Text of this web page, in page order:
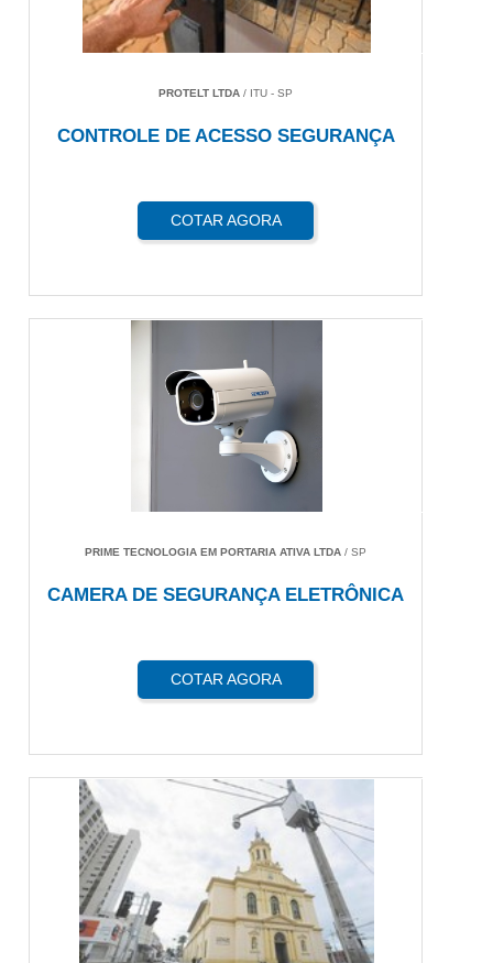
PROTELT LTDA / ITU - SP
CONTROLE DE ACESSO SEGURANÇA
COTAR AGORA
PRIME TECNOLOGIA EM PORTARIA ATIVA LTDA / SP
CAMERA DE SEGURANÇA ELETRÔNICA
COTAR AGORA